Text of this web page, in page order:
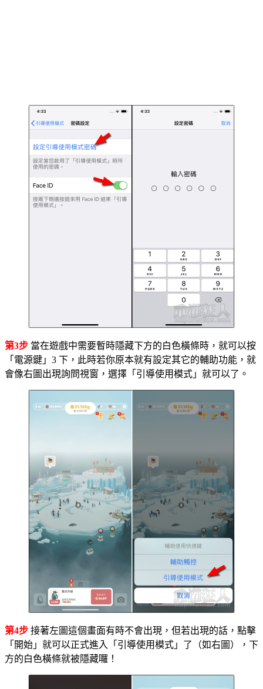
第3步 當在遊戲中需要暫時隱藏下方的白色橫條時，就可以按
「電源鍵」3 下，此時若你原本就有設定其它的輔助功能，就
會像右圖出現詢問視窗，選擇「引導使用模式」就可以了。
第4步 接著左圖這個畫面有時不會出現，但若出現的話，點擊
「開始」就可以正式進入「引導使用模式」了（如右圖），下
方的白色橫條就被隱藏囉！